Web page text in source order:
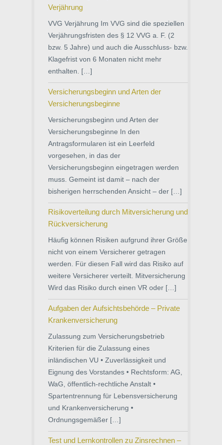
Verjährung
VVG Verjährung Im VVG sind die speziellen
Verjährungsfristen des § 12 VVG a. F. (2
bzw. 5 Jahre) und auch die Ausschluss- bzw.
Klagefrist von 6 Monaten nicht mehr
enthalten. […]
Versicherungsbeginn und Arten der
Versicherungsbeginne
Versicherungsbeginn und Arten der
Versicherungsbeginne In den
Antragsformularen ist ein Leerfeld
vorgesehen, in das der
Versicherungsbeginn eingetragen werden
muss. Gemeint ist damit – nach der
bisherigen herrschenden Ansicht – der […]
Risikoverteilung durch Mitversicherung und
Rückversicherung
Häufig können Risiken aufgrund ihrer Größe
nicht von einem Versicherer getragen
werden. Für diesen Fall wird das Risiko auf
weitere Versicherer verteilt. Mitversicherung
Wird das Risiko durch einen VR oder […]
Aufgaben der Aufsichtsbehörde – Private
Krankenversicherung
Zulassung zum Versicherungsbetrieb
Kriterien für die Zulassung eines
inländischen VU • Zuverlässigkeit und
Eignung des Vorstandes • Rechtsform: AG,
WaG, öffentlich-rechtliche Anstalt •
Spartentrennung für Lebensversicherung
und Krankenversicherung •
Ordnungsgemäßer […]
Test und Lernkontrollen zu Zinsrechnen –